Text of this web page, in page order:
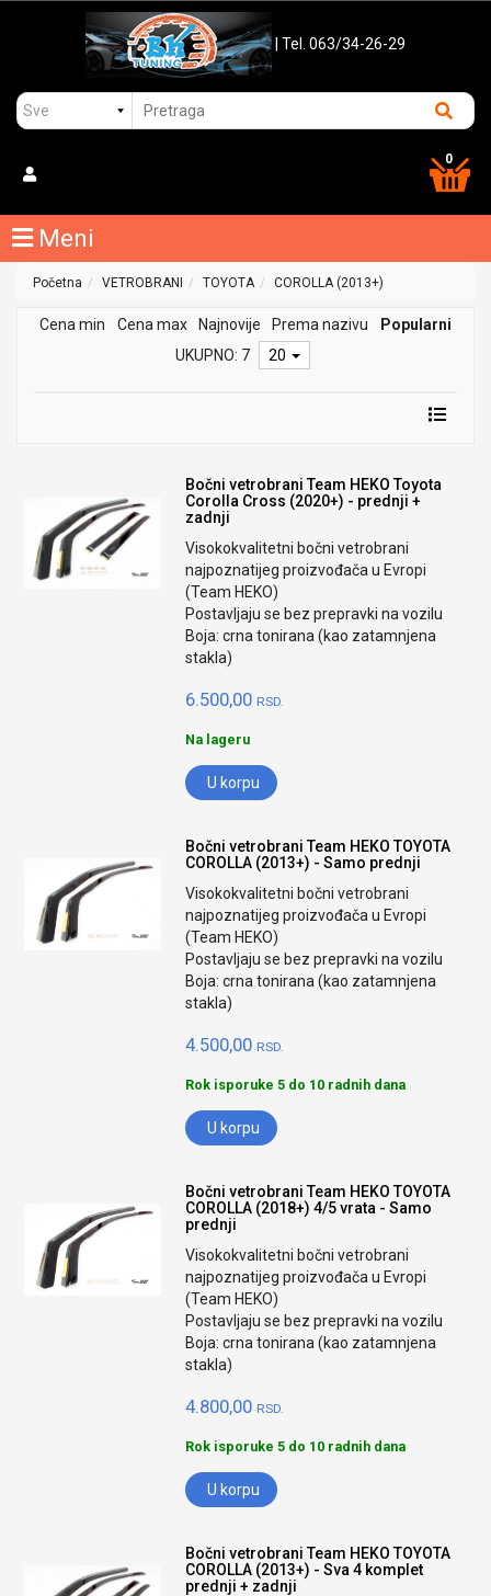
| Tel. 063/34-26-29
0
Meni
Početna VETROBRANI TOYOTA COROLLA (2013+)
Cena min Cena max Najnovije Prema nazivu
Popularni
UKUPNO: 7
20
Bočni vetrobrani Team HEKO Toyota
Corolla Cross (2020+) - prednji +
zadnji
Visokokvalitetni bočni vetrobrani
najpoznatijeg proizvođača u Evropi
(Team HEKO)
Postavljaju se bez prepravki na vozilu
Boja: crna tonirana (kao zatamnjena
stakla)
6.500,00 RSD.
Na lageru
U korpu
Bočni vetrobrani Team HEKO TOYOTA
COROLLA (2013+) - Samo prednji
Visokokvalitetni bočni vetrobrani
najpoznatijeg proizvođača u Evropi
(Team HEKO)
Postavljaju se bez prepravki na vozilu
Boja: crna tonirana (kao zatamnjena
stakla)
4.500,00 RSD.
Rok isporuke 5 do 10 radnih dana
U korpu
Bočni vetrobrani Team HEKO TOYOTA
COROLLA (2018+) 4/5 vrata - Samo
prednji
Visokokvalitetni bočni vetrobrani
najpoznatijeg proizvođača u Evropi
(Team HEKO)
Postavljaju se bez prepravki na vozilu
Boja: crna tonirana (kao zatamnjena
stakla)
4.800,00 RSD.
Rok isporuke 5 do 10 radnih dana
U korpu
Bočni vetrobrani Team HEKO TOYOTA
COROLLA (2013+) - Sva 4 komplet
prednji + zadnji